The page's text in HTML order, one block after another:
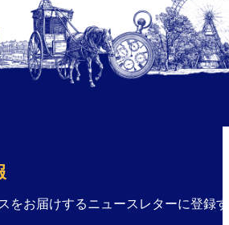
をお届けするニュースレターに登録